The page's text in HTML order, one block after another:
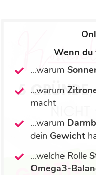
Wenn du
...warum
...warum
macht
...warum
dein Gewicht
...welche Rolle
Omega3-